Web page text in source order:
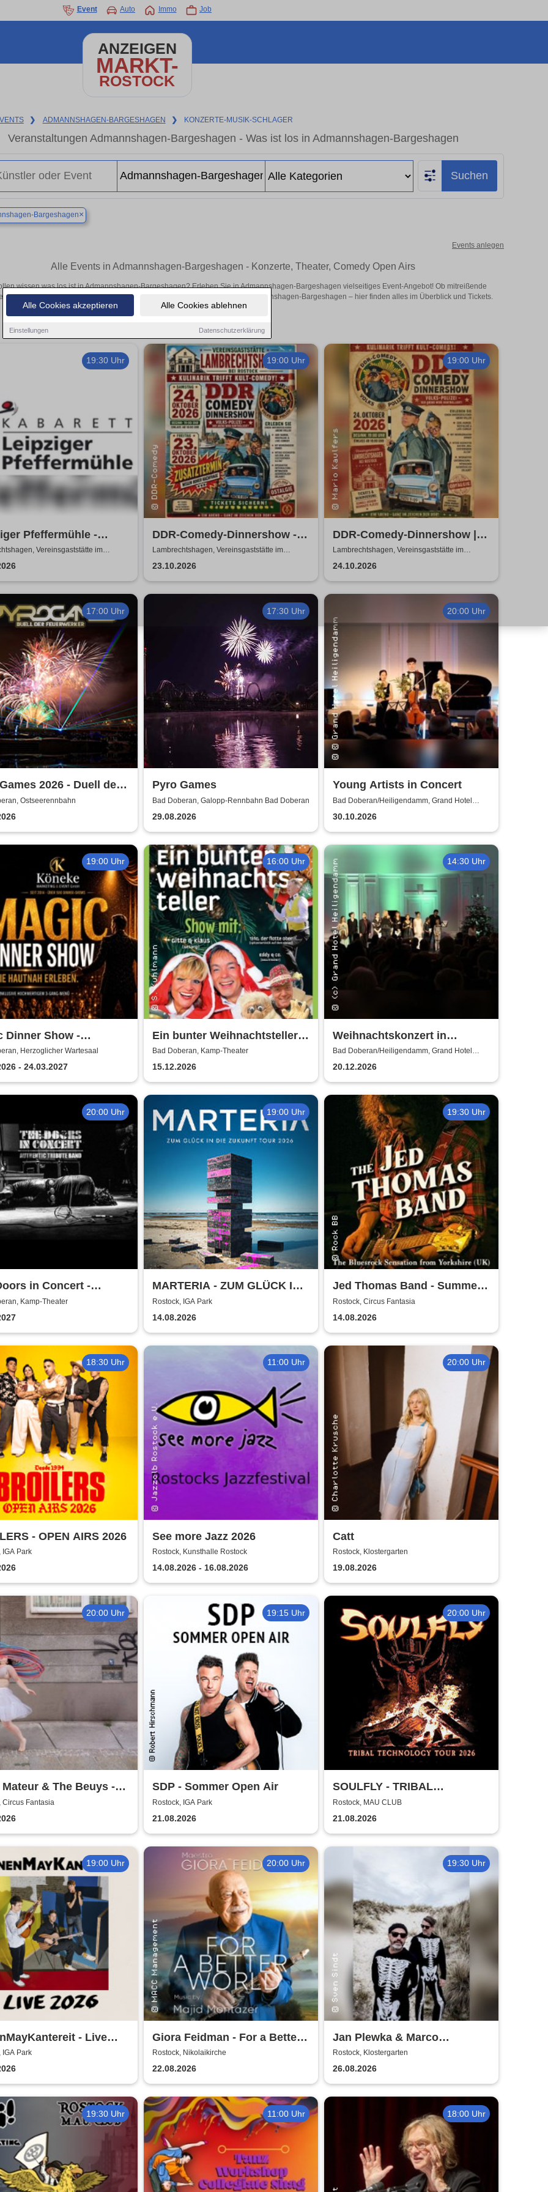
Alle Cookies akzeptieren Alle Cookies ablehnen
Einstellungen Datenschutzerklärung
Event Auto Immo Job
ANZEIGEN
MARKT-
ROSTOCK
❯ ADMANNSHAGEN-BARGESHAGEN ❯ KONZERTE-MUSIK-SCHLAGER
Veranstaltungen Admannshagen-Bargeshagen - Was ist los in Admannshagen-Bargeshagen
Suchen
Bargeshagen×
Events anlegen
Alle Events in Admannshagen-Bargeshagen - Konzerte, Theater, Comedy Open Airs
wissen was los ist in Admannshagen-Bargeshagen? Erleben Sie in Admannshagen-Bargeshagen vielseitiges Event-Angebot! Ob mitreißende
inspirierende Theateraufführungen oder aufregende Veranstaltungen in Admannshagen-Bargeshagen – hier finden alles im Überblick und Tickets.
19:30 Uhr
Pfeffermühle -
mit BissVereinsgaststätte im
Lambrechtshagen
19:00 Uhr
DDR-Comedy-Dinnershow -
ZUSATZSHOW
Lambrechtshagen, Vereinsgaststätte im
Gemeindezentrum Lambrechtshagen
23.10.2026
19:00 Uhr
DDR-Comedy-Dinnershow |
Kulinarik trifft Kult-Comedy
Lambrechtshagen, Vereinsgaststätte im
Gemeindezentrum Lambrechtshagen
24.10.2026
17:00 Uhr
2026 - Duell der
Ostseerennbahn
17:30 Uhr
Pyro Games
Bad Doberan, Galopp-Rennbahn Bad Doberan
29.08.2026
20:00 Uhr
Young Artists in Concert
Bad Doberan/Heiligendamm, Grand Hotel
30.10.2026
19:00 Uhr
Dinner Show -
| Seit 14
& über 500 Magic
Shows
Herzoglicher Wartesaal
- 24.03.2027
16:00 Uhr
Ein bunter Weihnachtsteller
mit Gitte & Klaus, Eddy & Co
Bad Doberan, Kamp-Theater
15.12.2026
14:30 Uhr
Weihnachtskonzert in
Heiligendamm - Talente der
Young Academy Rostock
Bad Doberan/Heiligendamm, Grand Hotel
Heiligendamm
20.12.2026
20:00 Uhr
in Concert -
Tribute Band
Kamp-Theater
19:00 Uhr
MARTERIA - ZUM GLÜCK IN
DIE ZUKUNFT TOUR 2026
Rostock, IGA Park
14.08.2026
19:30 Uhr
Jed Thomas Band - Summer
Tour 2026
Rostock, Circus Fantasia
14.08.2026
18:30 Uhr
- OPEN AIRS 2026
IGA Park
11:00 Uhr
See more Jazz 2026
Rostock, Kunsthalle Rostock
14.08.2026 - 16.08.2026
20:00 Uhr
Catt
Rostock, Klostergarten
19.08.2026
20:00 Uhr
& The Beuys -
Circus Fantasia
19:15 Uhr
SDP - Sommer Open Air
Rostock, IGA Park
21.08.2026
20:00 Uhr
SOULFLY - TRIBAL
TECHNOLOGY TOUR 2026
Rostock, MAU CLUB
21.08.2026
19:00 Uhr
- Live
IGA Park
20:00 Uhr
Giora Feidman - For a Better
World
Rostock, Nikolaikirche
22.08.2026
19:30 Uhr
Jan Plewka & Marco
Schmedtje - Between the
Lights
Rostock, Klostergarten
26.08.2026
19:30 Uhr 11:00 Uhr 18:00 Uhr